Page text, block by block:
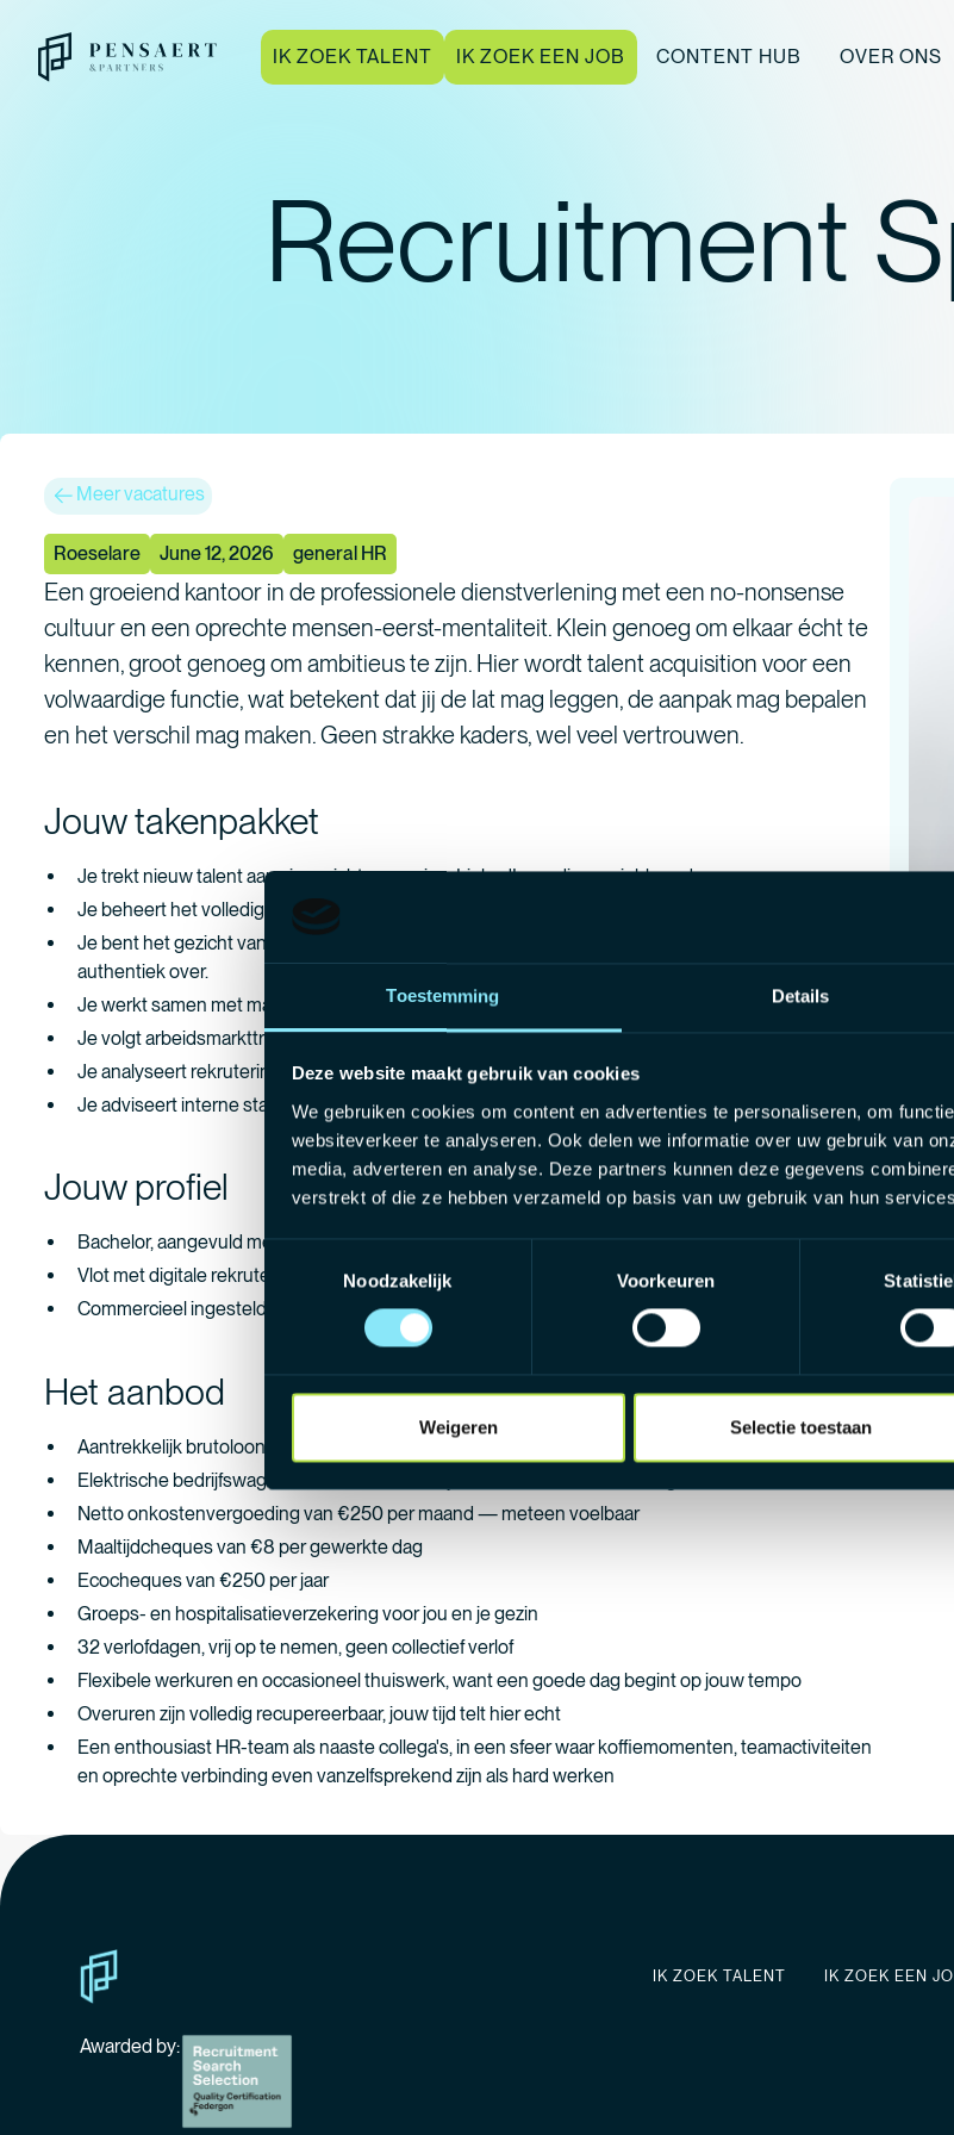
Toestemming Details
Deze website maakt gebruik van cookies
We gebruiken cookies om content en advertenties te personaliseren, om
websiteverkeer te analyseren. Ook delen we informatie over uw gebruik van
media, adverteren en analyse. Deze partners kunnen deze gegevens
verstrekt of die ze hebben verzameld op basis van uw gebruik van hun
Toestemmingsselectie
Noodzakelijk
Voorkeuren
Weigeren Selectie toestaan
IK ZOEK TALENT IK ZOEK EEN JOB CONTENT HUB OVER ONS
Recruitment
Meer vacatures
Roeselare June 12, 2026 general HR
Een groeiend kantoor in de professionele dienstverlening met een no-nonsense
cultuur en een oprechte mensen-eerst-mentaliteit. Klein genoeg om elkaar écht te
kennen, groot genoeg om ambitieus te zijn. Hier wordt talent acquisition voor een
volwaardige functie, wat betekent dat jij de lat mag leggen, de aanpak mag bepalen
en het verschil mag maken. Geen strakke kaders, wel veel vertrouwen.
Jouw takenpakket
Je trekt nieuw talent aan via gerichte sourcing, LinkedIn en diverse jobboards.
Je beheert het volledige selectieproces, van eerste screening tot onboarding.
Je bent het gezicht van de organisatie naar kandidaten toe en brengt de cultuur en waarden
authentiek over.
Je werkt samen met marketing aan employer branding, beurzen en sociale media.
Je volgt arbeidsmarkttrends op en vertaalt die naar concrete acties.
Je analyseert rekruteringsdata en stuurt bij waar nodig.
Je adviseert interne stakeholders en draagt bij aan een sterkere candidate experience.
Jouw profiel
Bachelor, aangevuld met 2 tot 5 jaar rekruteringservaring
Vlot met digitale rekruteringstools
Commercieel ingesteld, communicatief sterk en verbindend van nature
Het aanbod
Aantrekkelijk brutoloon in een fiscaal geoptimaliseerd pakket
Elektrische bedrijfswagen met laadkaart — stijlvol en duurzaam onderweg
Netto onkostenvergoeding van €250 per maand — meteen voelbaar
Maaltijdcheques van €8 per gewerkte dag
Ecocheques van €250 per jaar
Groeps- en hospitalisatieverzekering voor jou en je gezin
32 verlofdagen, vrij op te nemen, geen collectief verlof
Flexibele werkuren en occasioneel thuiswerk, want een goede dag begint op jouw tempo
Overuren zijn volledig recupereerbaar, jouw tijd telt hier echt
Een enthousiast HR-team als naaste collega's, in een sfeer waar koffiemomenten, teamactiviteiten
en oprechte verbinding even vanzelfsprekend zijn als hard werken
IK ZOEK TALENT IK ZOEK EEN
Awarded by: